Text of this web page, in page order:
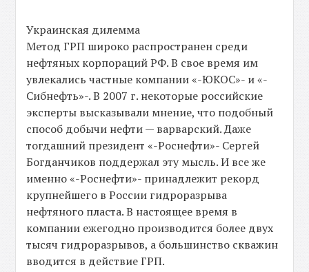
Украинская дилемма
Метод ГРП широко распространен среди
нефтяных корпораций РФ. В свое время им
увлекались частные компании «-ЮКОС»- и «-
Сибнефть»-. В 2007 г. некоторые российские
эксперты высказывали мнение, что подобный
способ добычи нефти — варварский. Даже
тогдашний президент «-Роснефти»- Сергей
Богданчиков поддержал эту мысль. И все же
именно «-Роснефти»- принадлежит рекорд
крупнейшего в России гидроразрыва
нефтяного пласта. В настоящее время в
компании ежегодно производится более двух
тысяч гидроразрывов, а большинство скважин
вводится в действие ГРП.